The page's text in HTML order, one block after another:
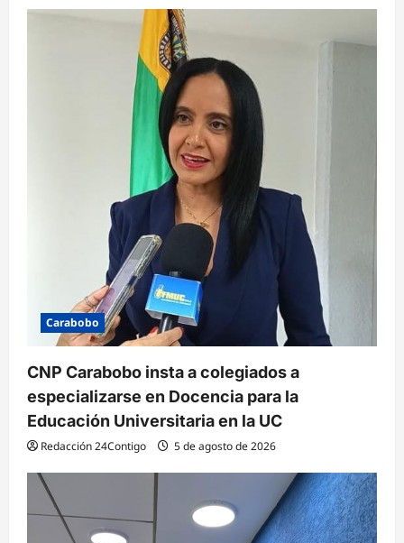
n
Carabobo
CNP Carabobo insta a colegiados a
especializarse en Docencia para la
Educación Universitaria en la UC
Redacción 24Contigo 5 de agosto de 2026